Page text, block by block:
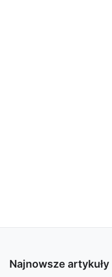
Najnowsze artykuły